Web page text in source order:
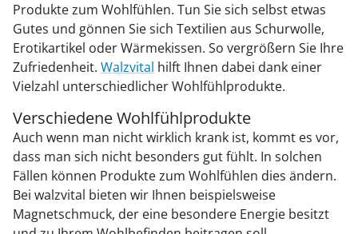
Produkte zum Wohlfühlen. Tun Sie sich selbst etwas
Gutes und gönnen Sie sich Textilien aus Schurwolle,
Erotikartikel oder Wärmekissen. So vergrößern Sie Ihre
Zufriedenheit. Walzvital hilft Ihnen dabei dank einer
Vielzahl unterschiedlicher Wohlfühlprodukte.
Verschiedene Wohlfühlprodukte
Auch wenn man nicht wirklich krank ist, kommt es vor,
dass man sich nicht besonders gut fühlt. In solchen
Fällen können Produkte zum Wohlfühlen dies ändern.
Bei walzvital bieten wir Ihnen beispielsweise
Magnetschmuck, der eine besondere Energie besitzt